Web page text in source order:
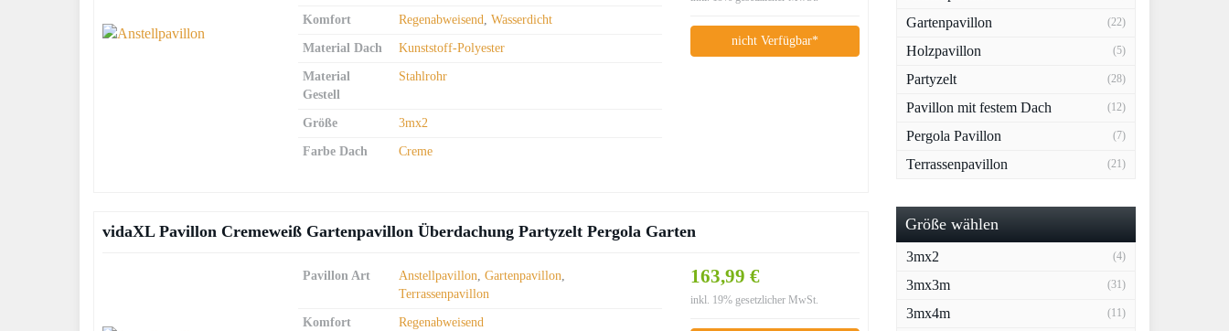
nicht Verfügbar*
Komfort Regenabweisend,Wasserdicht
Material Dach Kunststoff-Polyester
Material
Gestell
Stahlrohr
Größe 3mx2
Farbe Dach Creme
vidaXL Pavillon Cremeweiß Gartenpavillon Überdachung Partyzelt Pergola Garten
163,99 €
inkl. 19% gesetzlicher MwSt.
Pavillon Art Anstellpavillon,Gartenpavillon,
Terrassenpavillon
Komfort Regenabweisend
Gartenpavillon (22)
Holzpavillon (5)
Partyzelt (28)
Pavillon mit festem Dach (12)
Pergola Pavillon (7)
Terrassenpavillon (21)
Größe wählen
3mx2 (4)
3mx3m (31)
3mx4m (11)